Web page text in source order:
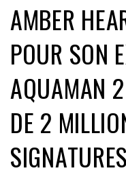
AMBER
POUR SON
AQUAMAN
DE 2
SIGNATURES